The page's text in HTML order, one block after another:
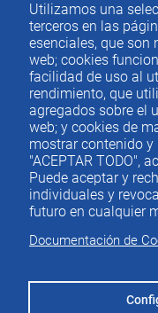
Utilizamos una
terceros en las
esenciales, que son
web; cookies
facilidad de uso al
rendimiento, que
agregados sobre el
web; y cookies de
mostrar contenido y
"ACEPTAR TODO",
Puede aceptar y
individuales y
futuro en cualquier
Documentación de
Menú
del
pie
Contacto
Menu
footer
ACTUALIDAD
IEE
PUBLICACIONES
IDEAS Y
PREMIOS IEE
CONTACTO